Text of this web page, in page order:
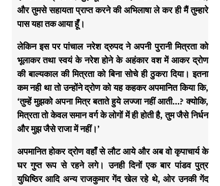
और तुमसे सहायता प्राप्त करने की अभिलाषा ले कर ही मैं तुम्हारे
पास यहा तक आया हूँ।
लेकिन इस पर पांचाल नरेश द्रुपद ने अपनी पुरानी मित्रता को
भूलाकर तथा स्वयं के नरेश होने के अहंकार वश में आकर द्रोण
की बाल्यकाल की मित्रता को बिना सोचे ही ठुकरा दिया। इतना
कम नही था तो उन्होंने द्रोण को यह कहकर अपमानित किया कि,
‘तुम्हें मुझको अपना मित्र बताते हुये लज्जा नहीं आती…? क्योकि,
मित्रता तो केवल समान वर्ग के लोगों में ही होती है, तुम जैसे निर्धन
और मुझ जैसे राजा में नहीं।’
अपमानित होकर द्रोण वहाँ से लौट आये और अब वो कृपाचार्य के
घर गुप्त रूप से रहने लगे। उनही दिनों एक बार पांडव पुत्र
युधिष्ठिर आदि अन्य राजकुमार गेंद खेल रहे थे, ओर उनकी गेंद